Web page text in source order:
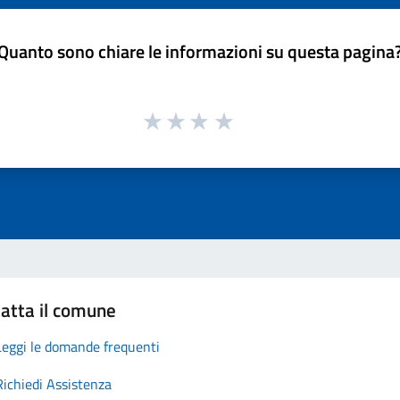
sono chiare le informazioni su questa
il comune
le domande frequenti
Assistenza